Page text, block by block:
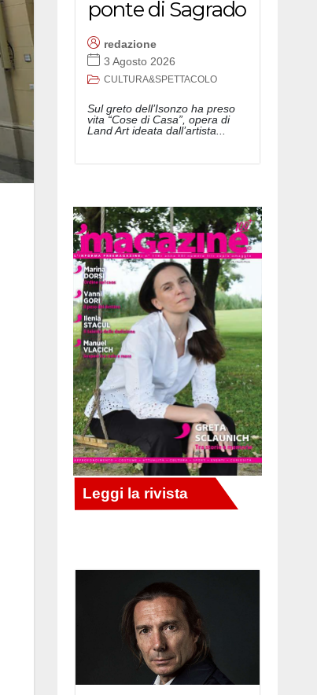
ponte di Sagrado
redazione
3 Agosto 2026
CULTURA&SPETTACOLO
Sul greto dell’Isonzo ha preso
vita “Cose di Casa”, opera di
Land Art ideata dall’artista...